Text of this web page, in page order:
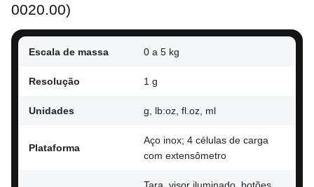
0020.00)
Escala de massa 0 a 5 kg
Resolução 1 g
Unidades g, lb:oz, fl.oz, ml
Plataforma
Aço inox; 4 células de carga
com extensômetro
Tara, visor iluminado, botões